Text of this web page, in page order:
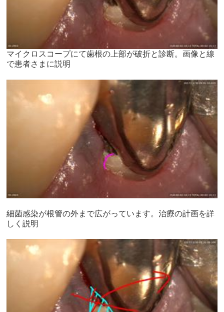
マイクロスコープにて歯根の上部が破折と診断。画像と線
で患者さまに説明
細菌感染が根管の外まで広がっています。治療の計画を詳
しく説明